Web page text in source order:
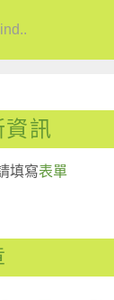
資訊
填寫表單